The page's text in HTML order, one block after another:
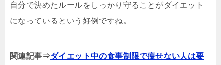
自分で決めたルールをしっかり守ることがダイエット
になっているという好例ですね。
関連記事⇒ダイエット中の食事制限で痩せない人は要